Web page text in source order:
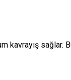
kavrayış sağlar.